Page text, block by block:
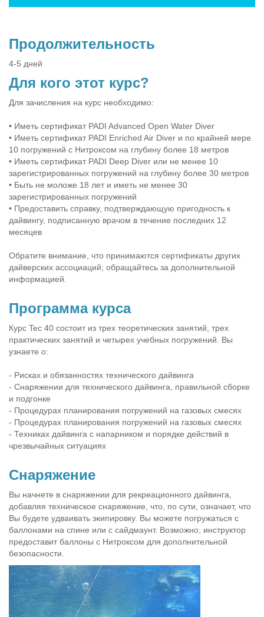
Продолжительность
4-5 дней
Для кого этот курс?
Для зачисления на курс необходимо:
• Иметь сертификат PADI Advanced Open Water Diver
• Иметь сертификат PADI Enriched Air Diver и по крайней мере
10 погружений с Нитроксом на глубину более 18 метров
• Иметь сертификат PADI Deep Diver или не менее 10
зарегистрированных погружений на глубину более 30 метров
• Быть не моложе 18 лет и иметь не менее 30
зарегистрированных погружений
• Предоставить справку, подтверждающую пригодность к
дайвингу, подписанную врачом в течение последних 12
месяцев
Обратите внимание, что принимаются сертификаты других
дайверских ассоциаций; обращайтесь за дополнительной
информацией.
Программа курса
Курс Tec 40 состоит из трех теоретических занятий, трех
практических занятий и четырех учебных погружений. Вы
узнаете о:
- Рисках и обязанностях технического дайвинга
- Снаряжении для технического дайвинга, правильной сборке
и подгонке
- Процедурах планирования погружений на газовых смесях
- Процедурах планирования погружений на газовых смесях
- Техниках дайвинга с напарником и порядке действий в
чрезвычайных ситуациях
Cнаряжение
Вы начнете в снаряжении для рекреационного дайвинга,
добавляя техническое снаряжение, что, по сути, означает, что
Вы будете удваивать экипировку. Вы можете погружаться с
баллонами на спине или с сайдмаунт. Возможно, инструктор
предоставит баллоны с Нитроксом для дополнительной
безопасности.